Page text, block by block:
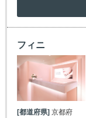
フィニ
[都道府県]京都府